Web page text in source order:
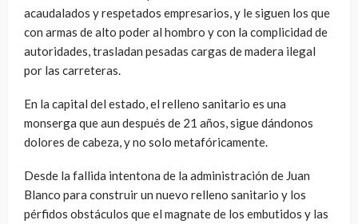
acaudalados y respetados empresarios, y le siguen los que
con armas de alto poder al hombro y con la complicidad de
autoridades, trasladan pesadas cargas de madera ilegal
por las carreteras.
En la capital del estado, el relleno sanitario es una
monserga que aun después de 21 años, sigue dándonos
dolores de cabeza, y no solo metafóricamente.
Desde la fallida intentona de la administración de Juan
Blanco para construir un nuevo relleno sanitario y los
pérfidos obstáculos que el magnate de los embutidos y las